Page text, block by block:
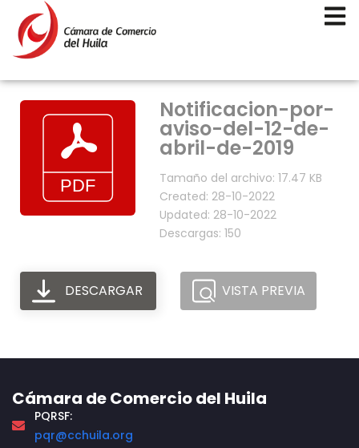
Notificacion-por-
aviso-del-12-de-
abril-de-2019
Tamaño del archivo: 17.47 KB
Created: 28-10-2022
Updated: 28-10-2022
Descargas: 150
DESCARGAR VISTA PREVIA
Cámara de Comercio del Huila
PQRSF:
pqr@cchuila.org